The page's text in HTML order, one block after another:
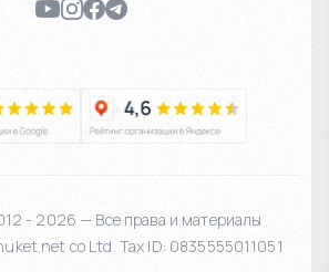
- 2026 — Все права и материалы
co Ltd. Tax ID: 0835555011051